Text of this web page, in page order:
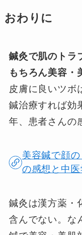
おわりに
鍼灸で肌のトラ
もちろん美容・
皮膚に良いツボ
鍼治療すれば効
年、患者さんの
美容鍼で顔
の感想と中
鍼灸は漢方薬・
含んでない。な